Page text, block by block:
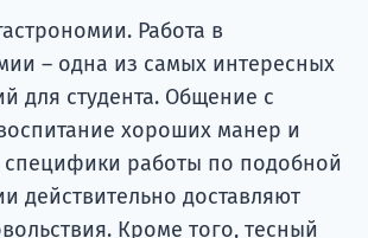
Работа в
– одна из самых интересных
для студента. Общение с
хороших манер и
специфики работы по подобной
действительно доставляют
Кроме того, тесный